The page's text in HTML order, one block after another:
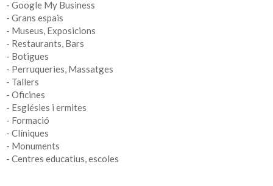
- Google My Business
- Grans espais
- Museus, Exposicions
- Restaurants, Bars
- Botigues
- Perruqueries, Massatges
- Tallers
- Oficines
- Esglésies i ermites
- Formació
- Clíniques
- Monuments
- Centres educatius, escoles